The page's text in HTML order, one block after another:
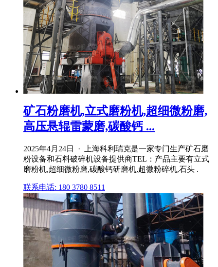
矿石粉磨机,立式磨粉机,超细微粉磨,
高压悬辊雷蒙磨,碳酸钙 ...
2025年4月24日 · 上海科利瑞克是一家专门生产矿石磨
粉设备和石料破碎机设备提供商TEL：产品主要有立式
磨粉机,超细微粉磨,碳酸钙研磨机,超微粉碎机,石头 .
联系电话: 180 3780 8511